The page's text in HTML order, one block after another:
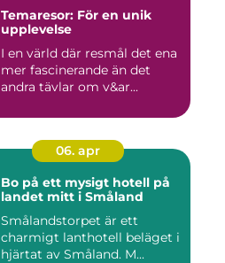
Temaresor: För en unik
upplevelse
I en värld där resmål det ena
mer fascinerande än det
andra tävlar om v&ar...
06. apr
Bo på ett mysigt hotell på
landet mitt i Småland
Smålandstorpet är ett
charmigt lanthotell beläget i
hjärtat av Småland. M...